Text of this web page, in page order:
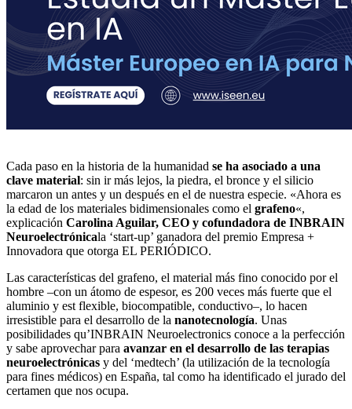
Cada paso en la historia de la humanidad se ha asociado a una
clave material: sin ir más lejos, la piedra, el bronce y el silicio
marcaron un antes y un después en el de nuestra especie. «Ahora es
la edad de los materiales bidimensionales como el grafeno«,
explicación Carolina Aguilar, CEO y cofundadora de INBRAIN
Neuroelectrónicala ‘start-up’ ganadora del premio Empresa +
Innovadora que otorga EL PERIÓDICO.
Las características del grafeno, el material más fino conocido por el
hombre –con un átomo de espesor, es 200 veces más fuerte que el
aluminio y est flexible, biocompatible, conductivo–, lo hacen
irresistible para el desarrollo de la nanotecnología. Unas
posibilidades qu’INBRAIN Neuroelectronics conoce a la perfección
y sabe aprovechar para avanzar en el desarrollo de las terapias
neuroelectrónicas y del ‘medtech’ (la utilización de la tecnología
para fines médicos) en España, tal como ha identificado el jurado del
certamen que nos ocupa.